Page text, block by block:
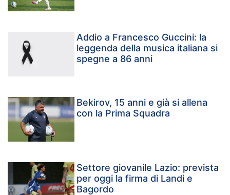
Addio a Francesco Guccini: la
leggenda della musica italiana si
spegne a 86 anni
Bekirov, 15 anni e già si allena
con la Prima Squadra
Settore giovanile Lazio: prevista
per oggi la firma di Landi e
Bagordo